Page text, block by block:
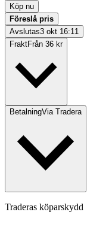
Köp nu
Föreslå pris
Avslutas3 okt 16:11
FraktFrån 36 kr
BetalningVia Tradera
Traderas köparskydd